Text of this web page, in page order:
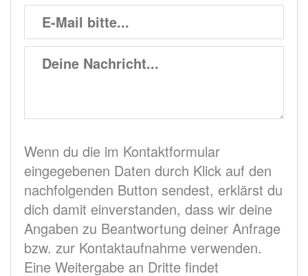
Wenn du die im Kontaktformular
eingegebenen Daten durch Klick auf den
nachfolgenden Button sendest, erklärst du
dich damit einverstanden, dass wir deine
Angaben zu Beantwortung deiner Anfrage
bzw. zur Kontaktaufnahme verwenden.
Eine Weitergabe an Dritte findet